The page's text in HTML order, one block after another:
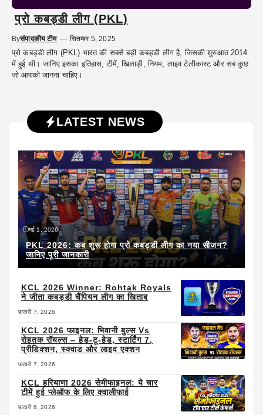
प्रो कबड्डी लीग (PKL)
Byसंपादकीय टीम — सितम्बर 5, 2025
प्रो कबड्डी लीग (PKL) भारत की सबसे बड़ी कबड्डी लीग है, जिसकी शुरुआत 2014
में हुई थी। जानिए इसका इतिहास, टीमें, खिलाड़ी, नियम, लाइव टेलीकास्ट और सब कुछ
जो आपको जानना चाहिए।
LATEST NEWS
मई 1, 2026
PKL 2026: कब शुरू होगा प्रो कबड्डी लीग का नया सीजन?
जानिए पूरी जानकारी
KCL 2026 Winner: Rohtak Royals
ने जीता कबड्डी चैंपियन लीग का खिताब
फ़रवरी 7, 2026
KCL 2026 फाइनल: भिवानी बुल्स Vs
रोहतक रॉयल्स – हेड-टू-हेड, स्टार्टिंग 7,
प्रीडिक्शन, स्क्वाड और लाइव एक्शन
फ़रवरी 7, 2026
KCL हरियाणा 2026 सेमीफाइनल: ये चार
टीमें हुई प्लेऑफ के लिए क्वालीफाई
फ़रवरी 6, 2026